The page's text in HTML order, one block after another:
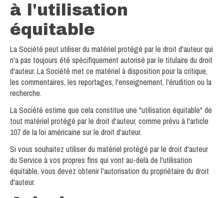
à l'utilisation
équitable
La Société peut utiliser du matériel protégé par le droit d'auteur qui
n'a pas toujours été spécifiquement autorisé par le titulaire du droit
d'auteur. La Société met ce matériel à disposition pour la critique,
les commentaires, les reportages, l'enseignement, l'érudition ou la
recherche.
La Société estime que cela constitue une "utilisation équitable" de
tout matériel protégé par le droit d'auteur, comme prévu à l'article
107 de la loi américaine sur le droit d'auteur.
Si vous souhaitez utiliser du matériel protégé par le droit d'auteur
du Service à vos propres fins qui vont au-delà de l'utilisation
équitable, vous devez obtenir l'autorisation du propriétaire du droit
d'auteur.